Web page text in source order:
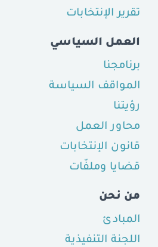
تقرير الإنتخابات
العمل السياسي
برنامجنا
المواقف السياسة
رؤيتنا
محاور العمل
قانون الإنتخابات
قضايا وملفّات
من نحن
المبادئ
اللجنة التنفيذية